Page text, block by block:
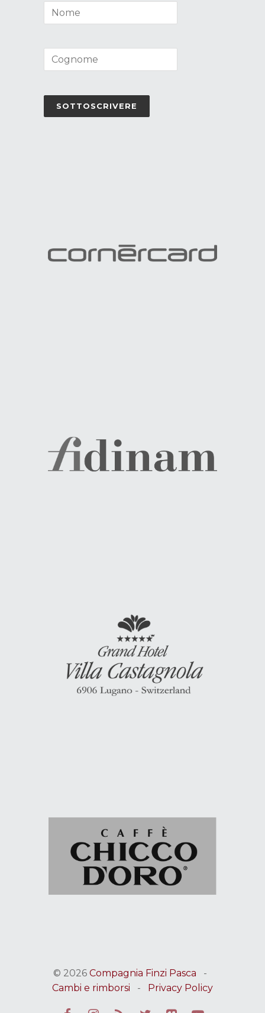
© 2026 Compagnia Finzi Pasca -
Cambi e rimborsi - Privacy Policy